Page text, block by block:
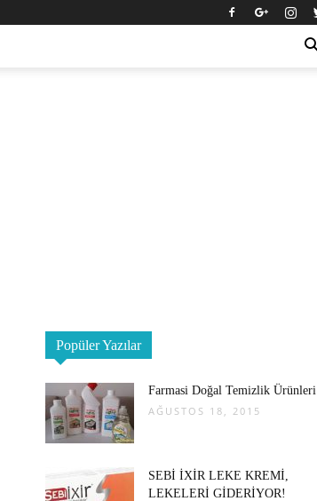
Popüler Yazılar
Farmasi Doğal Temizlik Ürünleri
AĞUSTOS 18, 2015
SEBİ İXİR LEKE KREMİ,
LEKELERİ GİDERİYOR!